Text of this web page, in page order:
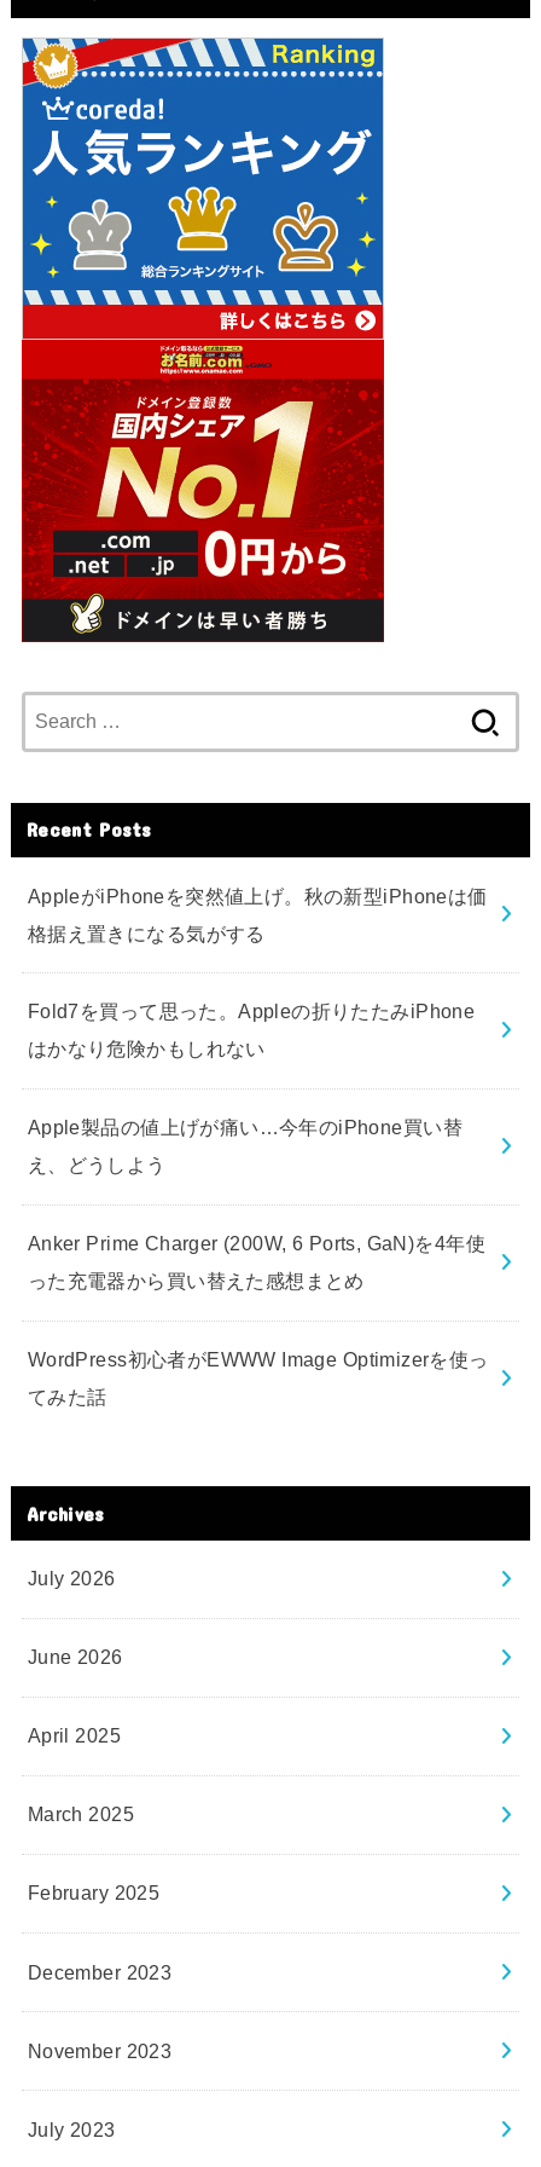
for:
Recent Posts
AppleがiPhoneを突然値上げ。秋の新型iPhoneは価
格据え置きになる気がする
Fold7を買って思った。Appleの折りたたみiPhone
はかなり危険かもしれない
Apple製品の値上げが痛い…今年のiPhone買い替
え、どうしよう
Anker Prime Charger (200W, 6 Ports, GaN)を4年使
った充電器から買い替えた感想まとめ
WordPress初心者がEWWW Image Optimizerを使っ
てみた話
Archives
July 2026
June 2026
April 2025
March 2025
February 2025
December 2023
November 2023
July 2023